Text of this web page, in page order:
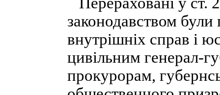
законодавством були
внутрішніх справ і
цивільним генерал-
прокурорам,